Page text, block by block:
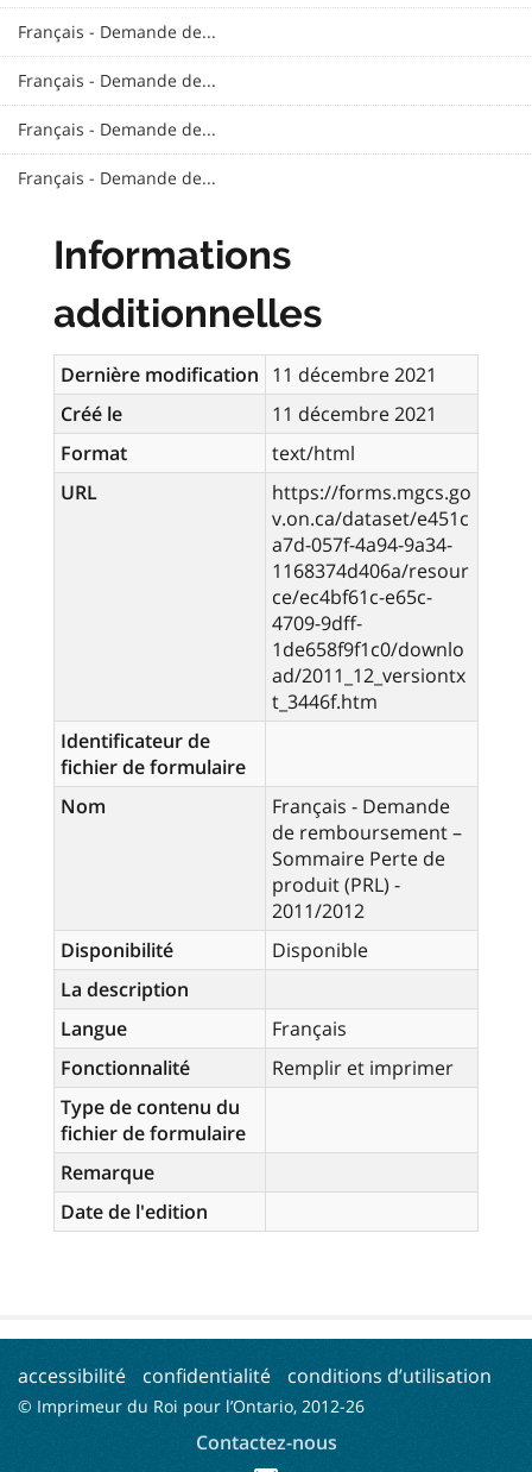
Français - Demande de...
Français - Demande de...
Français - Demande de...
Français - Demande de...
Informations
additionnelles
Dernière modification 11 décembre 2021
Créé le
11 décembre 2021
Format
text/html
URL
https://forms.mgcs.go
v.on.ca/dataset/e451c
a7d-057f-4a94-9a34-
1168374d406a/resour
ce/ec4bf61c-e65c-
4709-9dff-
1de658f9f1c0/downlo
ad/2011_12_versiontx
t_3446f.htm
Identificateur de
fichier de formulaire
Nom
Français - Demande
de remboursement –
Sommaire Perte de
produit (PRL) -
2011/2012
Disponibilité
Disponible
La description
Langue
Français
Fonctionnalité
Remplir et imprimer
Type de contenu du
fichier de formulaire
Remarque
Date de l'edition
accessibilité confidentialité conditions d’utilisation
© Imprimeur du Roi pour l’Ontario, 2012-26
Contactez-nous